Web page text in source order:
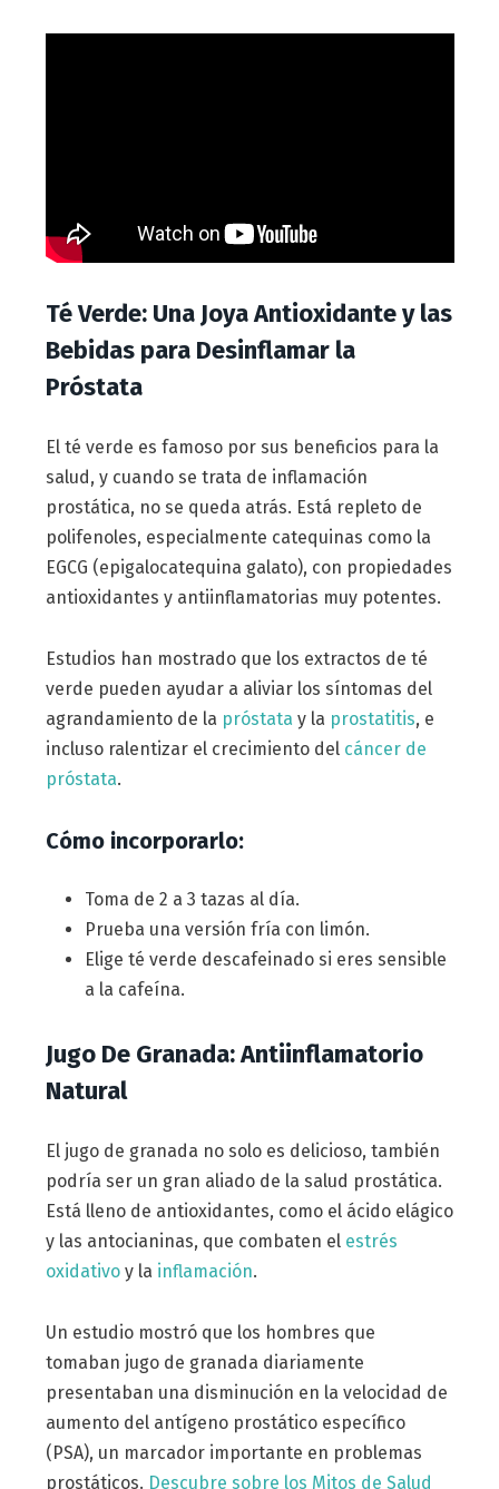
Té Verde: Una Joya Antioxidante y las
Bebidas para Desinflamar la
Próstata
El té verde es famoso por sus beneficios para la
salud, y cuando se trata de inflamación
prostática, no se queda atrás. Está repleto de
polifenoles, especialmente catequinas como la
EGCG (epigalocatequina galato), con propiedades
antioxidantes y antiinflamatorias muy potentes.
Estudios han mostrado que los extractos de té
verde pueden ayudar a aliviar los síntomas del
agrandamiento de la próstata y la prostatitis, e
incluso ralentizar el crecimiento del cáncer de
próstata.
Cómo incorporarlo:
Toma de 2 a 3 tazas al día.
Prueba una versión fría con limón.
Elige té verde descafeinado si eres sensible
a la cafeína.
Jugo De Granada: Antiinflamatorio
Natural
El jugo de granada no solo es delicioso, también
podría ser un gran aliado de la salud prostática.
Está lleno de antioxidantes, como el ácido elágico
y las antocianinas, que combaten el estrés
oxidativoy la inflamación.
Un estudio mostró que los hombres que
tomaban jugo de granada diariamente
presentaban una disminución en la velocidad de
aumento del antígeno prostático específico
(PSA), un marcador importante en problemas
prostáticos. Descubre sobre los Mitos de Salud